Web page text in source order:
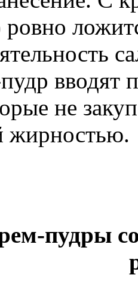
ровно
вводят
не
жирностью.
пудры